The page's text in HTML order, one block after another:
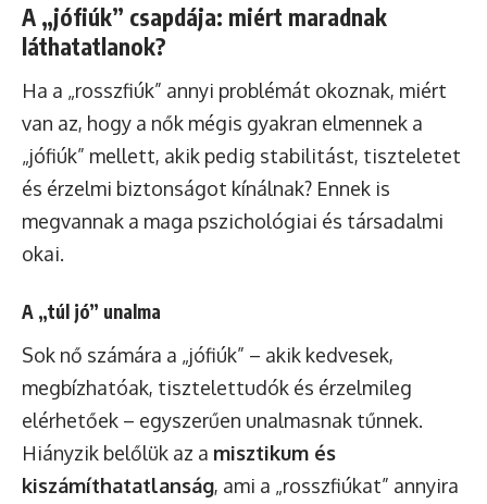
A „jófiúk” csapdája: miért maradnak
láthatatlanok?
Ha a „rosszfiúk” annyi problémát okoznak, miért
van az, hogy a nők mégis gyakran elmennek a
„jófiúk” mellett, akik pedig stabilitást, tiszteletet
és érzelmi biztonságot kínálnak? Ennek is
megvannak a maga pszichológiai és társadalmi
okai.
A „túl jó” unalma
Sok nő számára a „jófiúk” – akik kedvesek,
megbízhatóak, tisztelettudók és érzelmileg
elérhetőek – egyszerűen unalmasnak tűnnek.
Hiányzik belőlük az a misztikum és
kiszámíthatatlanság, ami a „rosszfiúkat” annyira